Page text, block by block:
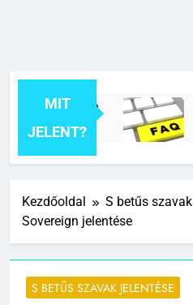
MIT
JELENT?
jelentése
6
Kezdőoldal
S betűs
Sovereign jelentése
S BETŰS SZAVAK JELENTÉSE